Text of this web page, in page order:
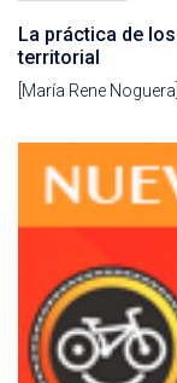
La práctica de
territorial
[María Rene Noguera]